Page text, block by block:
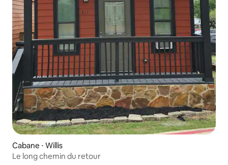
Cabane ⋅ Willis
Le long chemin du retour